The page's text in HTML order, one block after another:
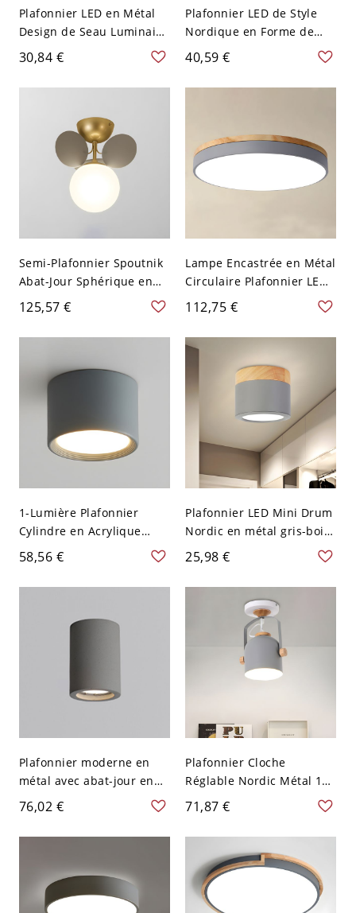
Plafonnier LED en Métal
Design de Seau Luminaire
Affleurant Style Macaron
Décor en Bois - Gris 110 V-
120 V Blanc
30,84 €
Plafonnier LED de Style
Nordique en Forme de
Tambour Métallique
Lampe Encastrée pour
Chambre - 110 V-120 V
40,59 €
Semi-Plafonnier Spoutnik
Abat-Jour Sphérique en
Verre Lampe Semi-
Encastrée Style Moderne -
Gris 110 V-120 V 1
125,57 €
Lampe Encastrée en Métal
Circulaire Plafonnier LED
Nordique Macaron pour
Salon - Gris 110 V-120 V
30,48 cm Blanc
112,75 €
1-Lumière Plafonnier
Cylindre en Acrylique
Lampe Encastrée LED
Moderne - Gris 110 V-120
V 8,89 cm Blanc
58,56 €
Plafonnier LED Mini Drum
Nordic en métal gris-bois
pour plafond bas, lumière
blanche pour hall
d'entrée
25,98 €
Plafonnier moderne en
métal avec abat-jour en
béton - 110 V-120 V 10,16
cm Gris
76,02 €
Plafonnier Cloche
Réglable Nordic Métal 1
Ampoule Spot de Couloir
en Gris avec Poignée
71,87 €